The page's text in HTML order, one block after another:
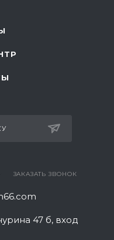
ЗАКАЗАТЬ ЗВОНОК
47 б, вход